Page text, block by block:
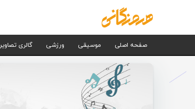
صفحه اصلی موسیقی ورزشی گالری تصاویر